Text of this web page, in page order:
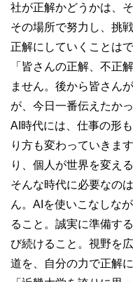
社が正解かどうかは、
その場所で努力し、挑
正解にしていくことはで
「皆さんの正解、不正
ません。後から皆さん
が、今日一番伝えたか
AI時代には、仕事の形
り方も変わっていきま
り、個人が世界を変え
そんな時代に必要なの
ん。AIを使いこなしな
ること。誠実に準備す
び続けること。視野を
道を、自分の力で正解